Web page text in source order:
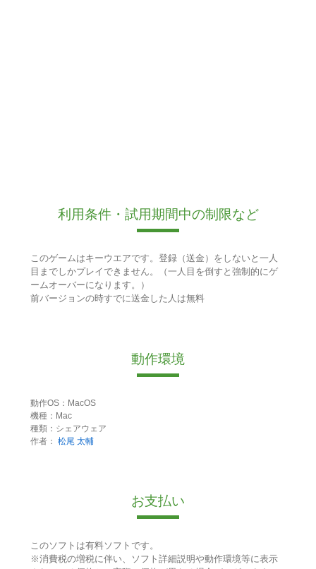
利用条件・試用期間中の制限など
このゲームはキーウエアです。登録（送金）をしないと一人
目までしかプレイできません。（一人目を倒すと強制的にゲ
ームオーバーになります。）
前バージョンの時すでに送金した人は無料
動作環境
動作OS：MacOS
機種：Mac
種類：シェアウェア
作者： 松尾 太輔
お支払い
このソフトは有料ソフトです。
※消費税の増税に伴い、ソフト詳細説明や動作環境等に表示